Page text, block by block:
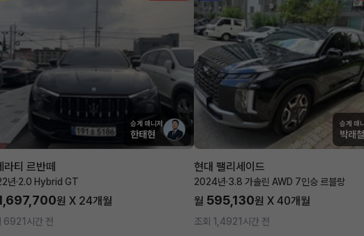
승계 매니저
한태현
라티 르반떼
년·2.0 Hybrid GT
원 X 24개월
6921시간 전
승계 매
박래철
현대 팰리세이드
2024년·3.8 가솔린 AWD 7인승 르블랑
월 595,130원 X 40개월
조회 1,4921시간 전